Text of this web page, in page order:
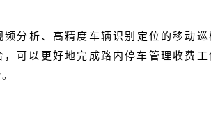
分析、高精度车辆识别定位的移动
，可以更好地完成路内停车管理收费